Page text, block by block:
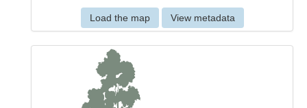
Load the map View metadata